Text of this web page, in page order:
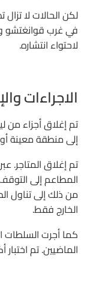
لكن الحالات لا
في غرب قوانغتشو
لاحتواء انتشاره.
الاجراءات
تم إغلاق أجزاء من
إلى منطقة معينة
تم إغلاق المتاجر.
المطاعم إلى
من ذلك إلى تناول
الخارج فقط.
كما أجرت السلطات
الماضيين. تم اختبار أكثر من 27 مليون